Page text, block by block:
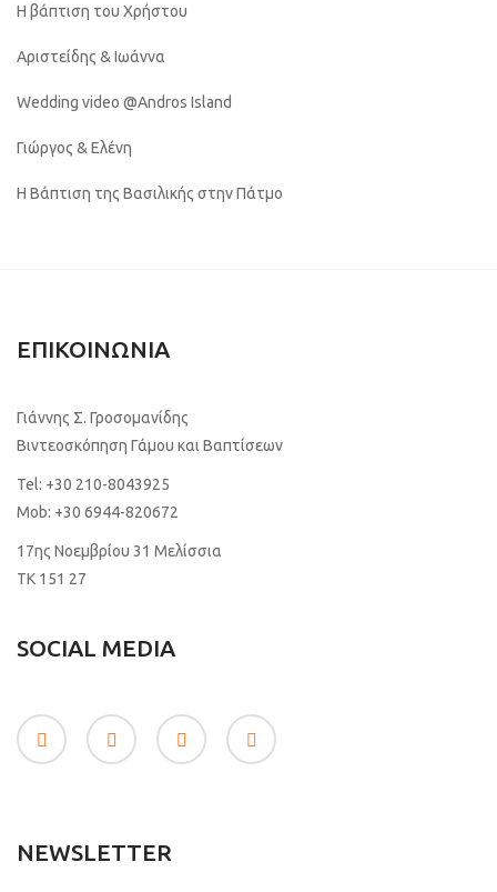
Η βάπτιση του Χρήστου
Αριστείδης & Ιωάννα
Wedding video @Andros Island
Γιώργος & Ελένη
Η Βάπτιση της Βασιλικής στην Πάτμο
ΕΠΙΚΟΙΝΩΝΙΑ
Γιάννης Σ. Γροσομανίδης
Βιντεοσκόπηση Γάμου και Βαπτίσεων
Tel: +30 210-8043925
Mob: +30 6944-820672
17ης Νοεμβρίου 31 Μελίσσια
TK 151 27
SOCIAL MEDIA
NEWSLETTER